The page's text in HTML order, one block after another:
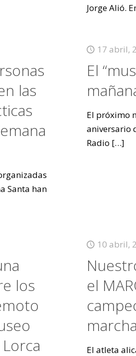
Jorge Alió.
las
Santa han
17 abril,
El
El próximo
aniversario
Radio […]
los
10 abril,
el
El atleta